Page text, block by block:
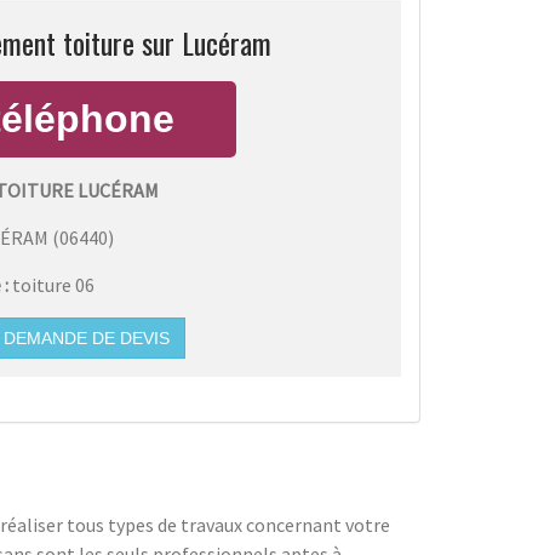
toiture sur Lucéram
LUCÉRAM
(06440)
toiture 06
DE DEVIS
tous types de travaux concernant votre